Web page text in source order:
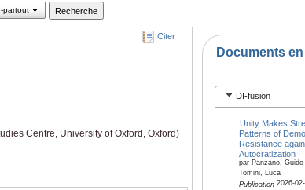
partout
Citer
Centre, University of Oxford, Oxford)
Documents
DI-fusion
Unity Makes
Patterns of
Resistance
Autocratization
par Panzano, Guido
Tomini, Luca
Publication2026-